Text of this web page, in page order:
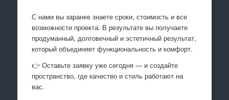
С нами вы заранее знаете сроки, стоимость и все
возможности проекта. В результате вы получаете
продуманный, долговечный и эстетичный результат,
который объединяет функциональность и комфорт.
👉 Оставьте заявку уже сегодня — и создайте
пространство, где качество и стиль работают на
вас.